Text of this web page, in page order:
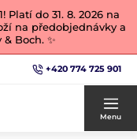
Platí do 31. 8. 2026 na
na předobjednávky a
Boch. ✨
+420 774 725 901
Menu